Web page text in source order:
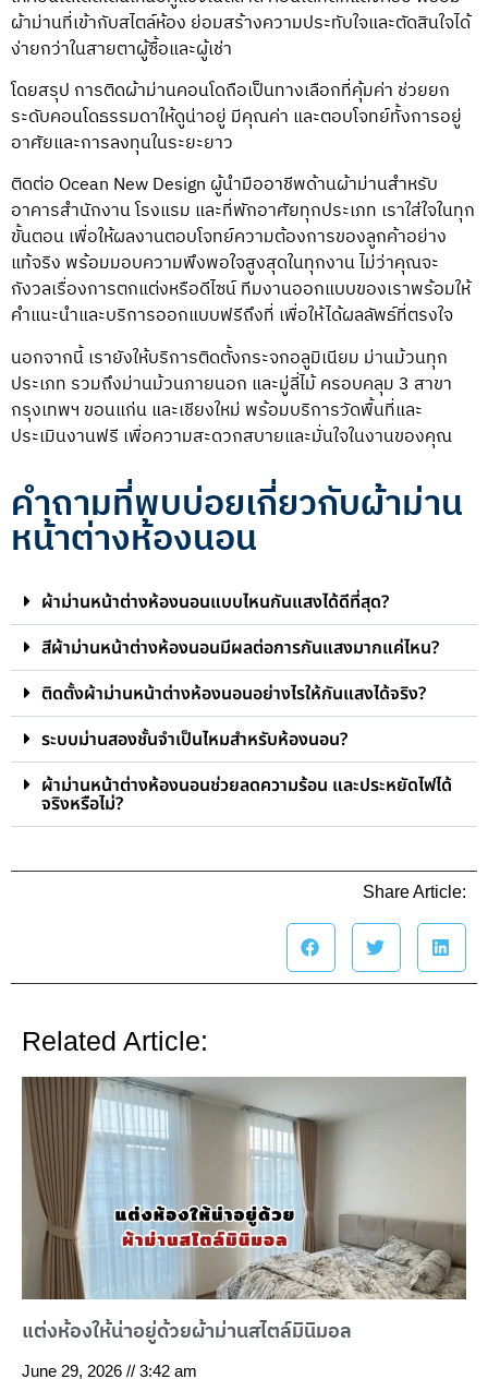
ผ้าม่านที่เข้ากับสไตล์ห้อง ย่อมสร้างความประทับใจและตัดสินใจได้
ง่ายกว่าในสายตาผู้ซื้อและผู้เช่า
โดยสรุป การติดผ้าม่านคอนโดถือเป็นทางเลือกที่คุ้มค่า ช่วยยก
ระดับคอนโดธรรมดาให้ดูน่าอยู่ มีคุณค่า และตอบโจทย์ทั้งการอยู่
อาศัยและการลงทุนในระยะยาว
ติดต่อ Ocean New Design ผู้นำมืออาชีพด้านผ้าม่านสำหรับ
อาคารสำนักงาน โรงแรม และที่พักอาศัยทุกประเภท เราใส่ใจในทุก
ขั้นตอน เพื่อให้ผลงานตอบโจทย์ความต้องการของลูกค้าอย่าง
แท้จริง พร้อมมอบความพึงพอใจสูงสุดในทุกงาน ไม่ว่าคุณจะ
กังวลเรื่องการตกแต่งหรือดีไซน์ ทีมงานออกแบบของเราพร้อมให้
คำแนะนำและบริการออกแบบฟรีถึงที่ เพื่อให้ได้ผลลัพธ์ที่ตรงใจ
นอกจากนี้ เรายังให้บริการติดตั้งกระจกอลูมิเนียม ม่านม้วนทุก
ประเภท รวมถึงม่านม้วนภายนอก และมู่ลี่ไม้ ครอบคลุม 3 สาขา
กรุงเทพฯ ขอนแก่น และเชียงใหม่ พร้อมบริการวัดพื้นที่และ
ประเมินงานฟรี เพื่อความสะดวกสบายและมั่นใจในงานของคุณ
คำถามที่พบบ่อยเกี่ยวกับผ้าม่าน
หน้าต่างห้องนอน
ผ้าม่านหน้าต่างห้องนอนแบบไหนกันแสงได้ดีที่สุด?
สีผ้าม่านหน้าต่างห้องนอนมีผลต่อการกันแสงมากแค่ไหน?
ติดตั้งผ้าม่านหน้าต่างห้องนอนอย่างไรให้กันแสงได้จริง?
ระบบม่านสองชั้นจำเป็นไหมสำหรับห้องนอน?
ผ้าม่านหน้าต่างห้องนอนช่วยลดความร้อน และประหยัดไฟได้
จริงหรือไม่?
Share Article:
Related Article:
แต่งห้องให้น่าอยู่ด้วยผ้าม่านสไตล์มินิมอล
June 29, 2026 3:42 am